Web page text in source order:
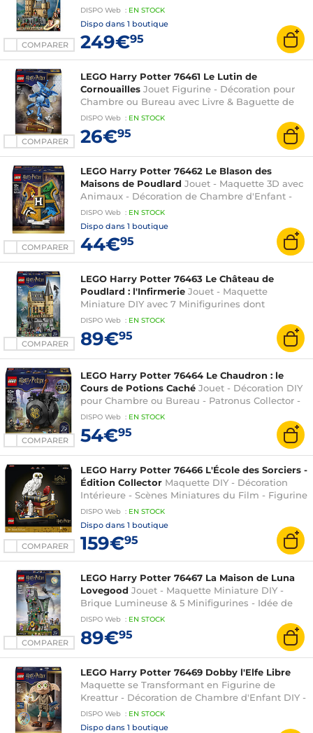
COMPARER
minifigurines - Cadeau garçon ou fille dès 10 ans
ou adulte
DISPO Web : EN STOCK
Dispo dans 1 boutique
249€95
COMPARER
LEGO Harry Potter 76461 Le Lutin de
Cornouailles Jouet Figurine - Décoration pour
Chambre ou Bureau avec Livre & Baguette de
Gilderoy Lockhart - Cadeau d'Anniversaire pour
Fille ou Garçon dès 8 ans
DISPO Web : EN STOCK
26€95
COMPARER
LEGO Harry Potter 76462 Le Blason des
Maisons de Poudlard Jouet - Maquette 3D avec
Animaux - Décoration de Chambre d'Enfant -
Idée de Cadeau d'Anniversaire pour Fille, Garçon
ou Ado Fan dès 12 ans
DISPO Web : EN STOCK
Dispo dans 1 boutique
44€95
COMPARER
LEGO Harry Potter 76463 Le Château de
Poudlard : l'Infirmerie Jouet - Maquette
Miniature DIY avec 7 Minifigurines dont
Hermione & Ron - Idée Cadeau pour Fille, Garçon
& Fans dès 9 ans
DISPO Web : EN STOCK
89€95
COMPARER
LEGO Harry Potter 76464 Le Chaudron : le
Cours de Potions Caché Jouet - Décoration DIY
pour Chambre ou Bureau - Patronus Collector -
Minifigurines d'Hermione & Rogue - Cadeau Fille
ou Garçon 10 ans
DISPO Web : EN STOCK
54€95
COMPARER
LEGO Harry Potter 76466 L'École des Sorciers -
Édition Collector Maquette DIY - Décoration
Intérieure - Scènes Miniatures du Film - Figurine
d'Hedwige - 3 Minifigurines - Idée Cadeau pour
Fan Adulte
DISPO Web : EN STOCK
Dispo dans 1 boutique
159€95
COMPARER
LEGO Harry Potter 76467 La Maison de Luna
Lovegood Jouet - Maquette Miniature DIY -
Brique Lumineuse & 5 Minifigurines - Idée de
Décoration pour Chambre - Cadeau pour Fille,
Garçon & Fans dès 10 ans
DISPO Web : EN STOCK
89€95
LEGO Harry Potter 76469 Dobby l'Elfe Libre
Maquette se Transformant en Figurine de
Kreattur - Décoration de Chambre d'Enfant DIY -
Cadeau pour Fille, Garçon ou Fan dès 8 ans
DISPO Web : EN STOCK
Dispo dans 1 boutique